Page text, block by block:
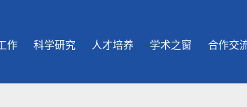
作 科学研究 人才培养 学术之窗 合作交